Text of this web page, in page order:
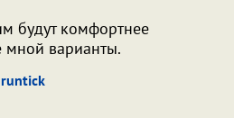
будут комфортнее
варианты.